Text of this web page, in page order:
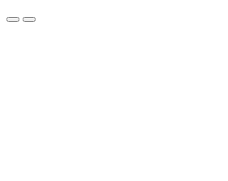
Меню